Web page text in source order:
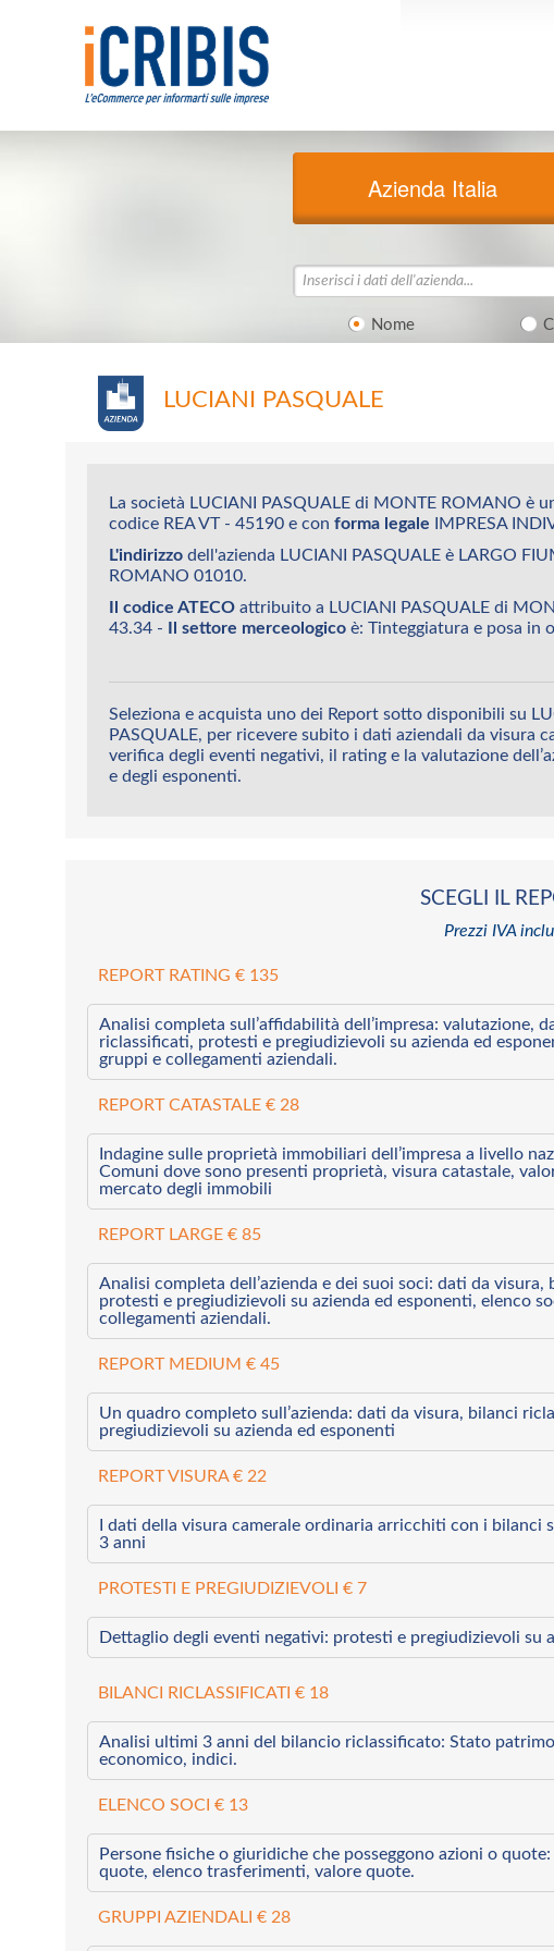
Azienda Italia
Nome
LUCIANI PASQUALE
La società LUCIANI PASQUALE di MONTE ROMANO è
codice REA VT - 45190 e con forma legale IMPRESA
L'indirizzo dell'azienda LUCIANI PASQUALE è LARGO
ROMANO 01010.
Il codice ATECO attribuito a LUCIANI PASQUALE di
43.34 -
Il settore merceologico è: Tinteggiatura e posa in
Seleziona e acquista uno dei Report sotto disponibili su
PASQUALE, per ricevere subito i dati aziendali da visura
verifica degli eventi negativi, il rating e la valutazione
e degli esponenti.
SCEGLI IL
Prezzi IVA
REPORT RATING € 135
Analisi completa sull’affidabilità dell’impresa: valutazione,
riclassificati, protesti e pregiudizievoli su azienda ed
gruppi e collegamenti aziendali.
REPORT CATASTALE € 28
Indagine sulle proprietà immobiliari dell’impresa a livello
Comuni dove sono presenti proprietà, visura catastale,
mercato degli immobili
REPORT LARGE € 85
Analisi completa dell’azienda e dei suoi soci: dati da
protesti e pregiudizievoli su azienda ed esponenti, elenco
collegamenti aziendali.
REPORT MEDIUM € 45
Un quadro completo sull’azienda: dati da visura, bilanci
pregiudizievoli su azienda ed esponenti
REPORT VISURA € 22
I dati della visura camerale ordinaria arricchiti con i bilanci
3 anni
PROTESTI E PREGIUDIZIEVOLI € 7
Dettaglio degli eventi negativi: protesti e pregiudizievoli su
BILANCI RICLASSIFICATI € 18
Analisi ultimi 3 anni del bilancio riclassificato: Stato
economico, indici.
ELENCO SOCI € 13
Persone fisiche o giuridiche che posseggono azioni o
quote, elenco trasferimenti, valore quote.
GRUPPI AZIENDALI € 28